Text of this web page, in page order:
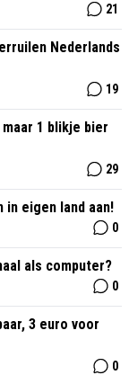
21
Nederlands
19
1 blikje bier
29
in eigen land aan!
0
als computer?
0
3 euro voor
0